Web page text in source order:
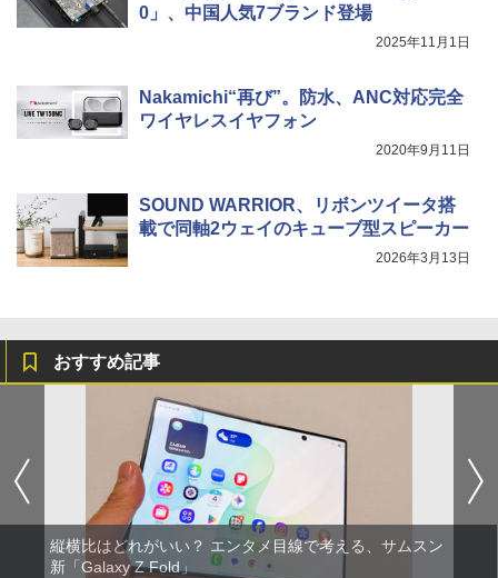
0」、中国人気7ブランド登場
2025年11月1日
Nakamichi“再び”。防水、ANC対応完全
ワイヤレスイヤフォン
2020年9月11日
SOUND WARRIOR、リボンツイータ搭
載で同軸2ウェイのキューブ型スピーカー
2026年3月13日
おすすめ記事
縦横比はどれがいい？ エンタメ目線で考える、サムスン
新「Galaxy Z Fold」